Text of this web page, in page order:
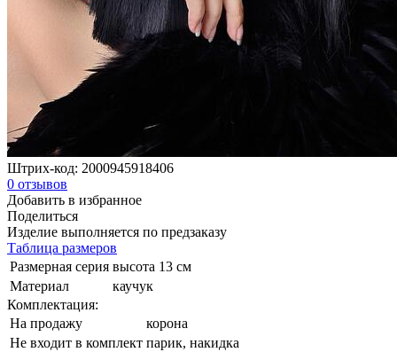
Штрих-код: 2000945918406
0 отзывов
Добавить в избранное
Поделиться
Изделие выполняется по предзаказу
Таблица размеров
Размерная серия высота 13 см
Материал
каучук
Комплектация:
На продажу
корона
Не входит в комплект парик, накидка